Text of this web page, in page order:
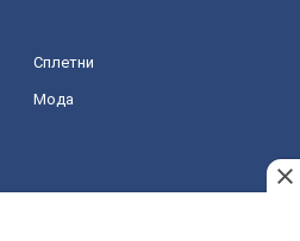
Сплетни
Мода